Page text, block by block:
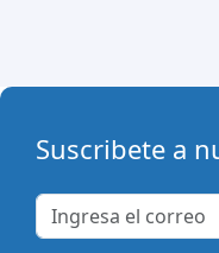
Suscribete a